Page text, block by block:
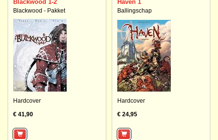
Blackwood 1-2
Blackwood - Pakket
Hardcover
€ 41,90
Haven 1
Ballingschap
Hardcover
€ 24,95